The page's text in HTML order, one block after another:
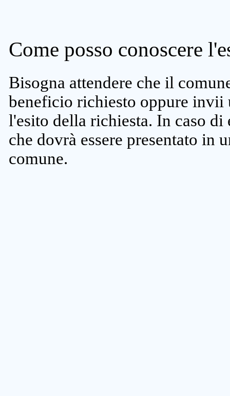
Come posso conoscere
Bisogna attendere che il
beneficio richiesto oppure invii
l'esito della richiesta. In caso
che dovrà essere presentato in
comune.